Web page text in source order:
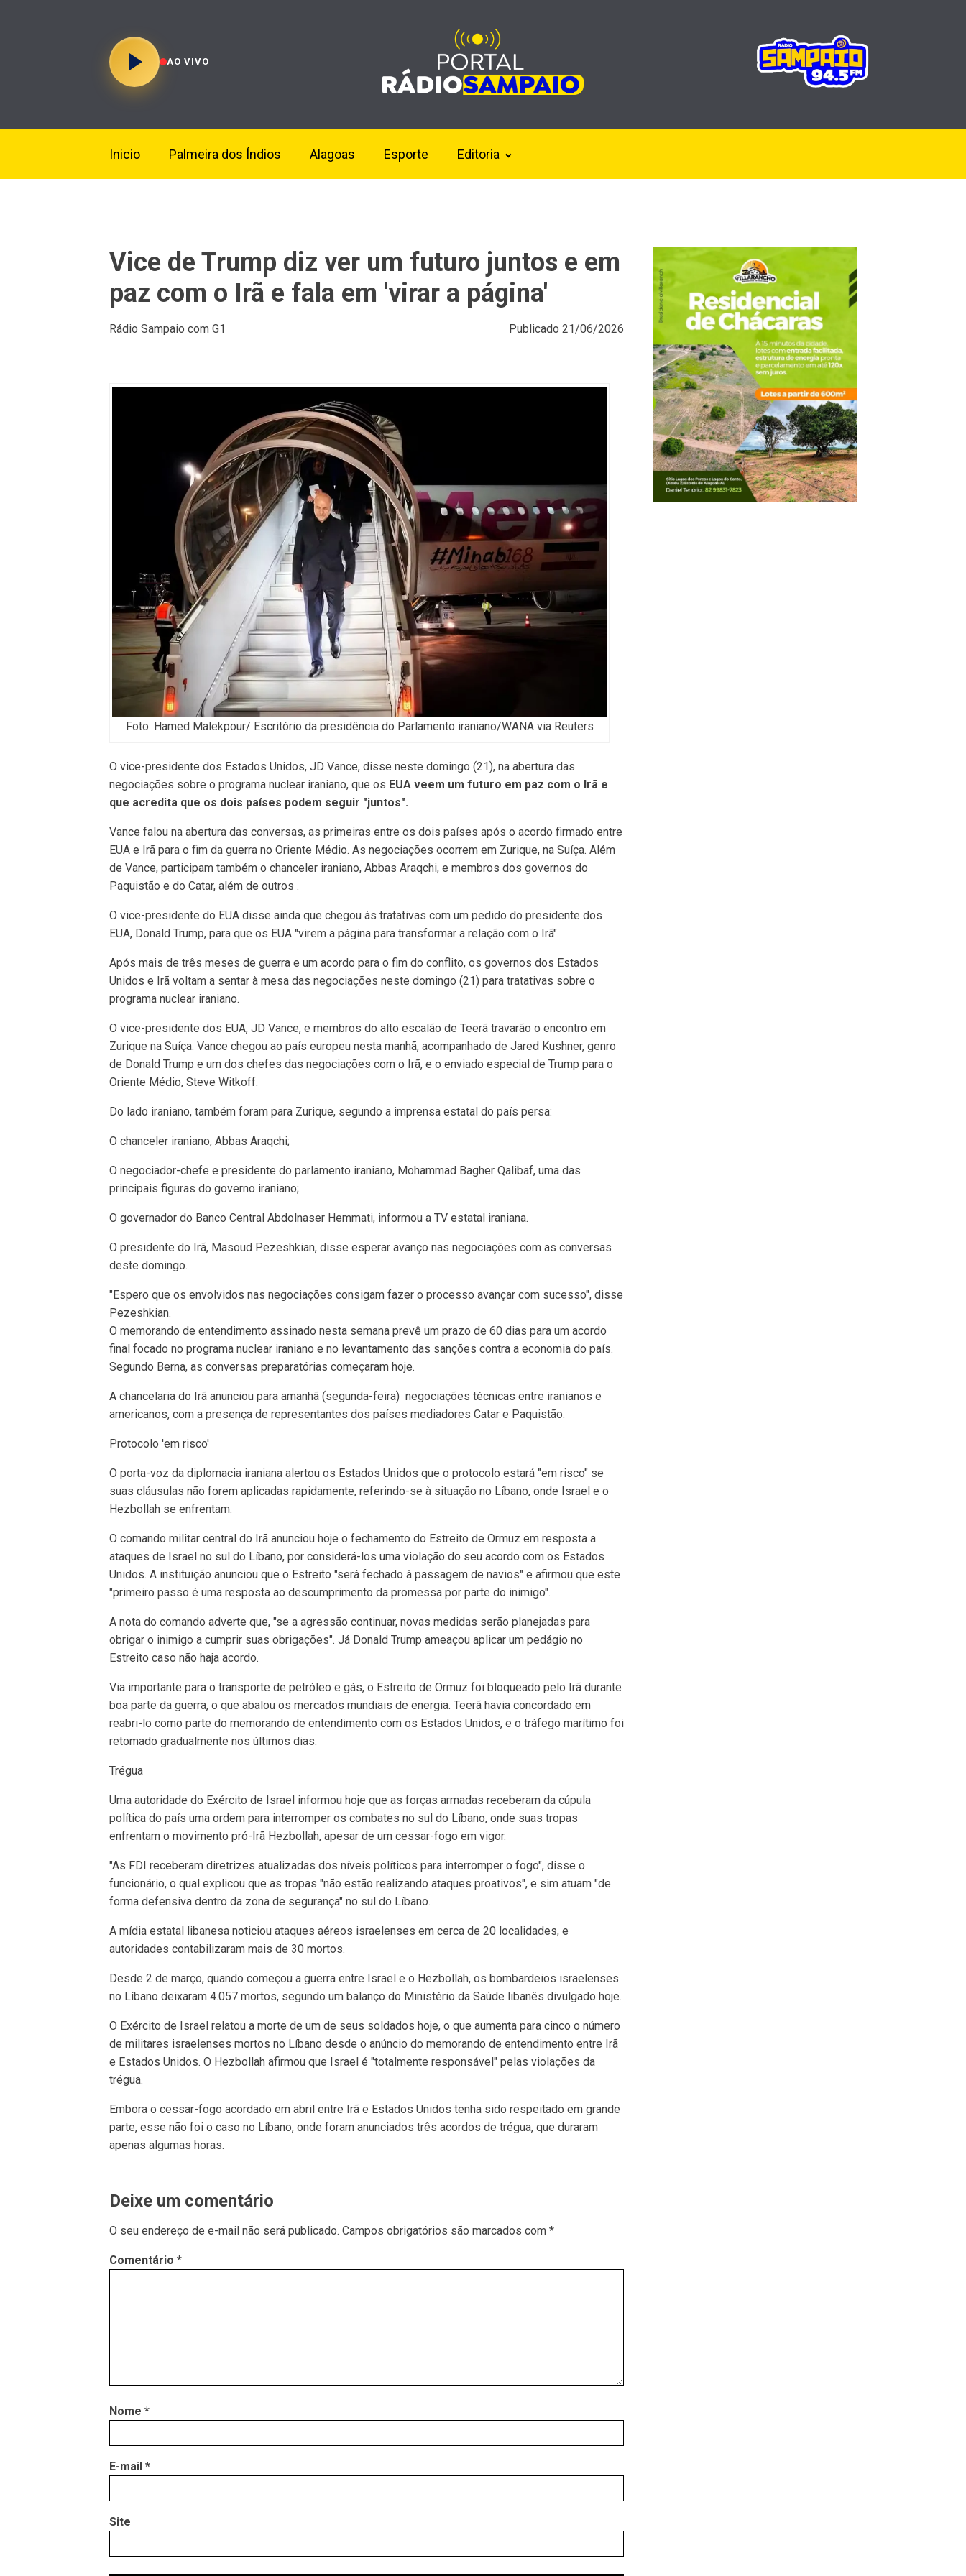
AO VIVO
Inicio Palmeira dos Índios Alagoas Esporte Editoria
Vice de Trump diz ver um futuro juntos e em
paz com o Irã e fala em 'virar a página'
Rádio Sampaio com G1 Publicado 21/06/2026
Foto: Hamed Malekpour/ Escritório da presidência do Parlamento iraniano/WANA via Reuters
O vice-presidente dos Estados Unidos, JD Vance, disse neste domingo (21), na abertura das
negociações sobre o programa nuclear iraniano, que os EUA veem um futuro em paz com o Irã e
que acredita que os dois países podem seguir "juntos".
Vance falou na abertura das conversas, as primeiras entre os dois países após o acordo firmado entre
EUA e Irã para o fim da guerra no Oriente Médio. As negociações ocorrem em Zurique, na Suíça. Além
de Vance, participam também o chanceler iraniano, Abbas Araqchi, e membros dos governos do
Paquistão e do Catar, além de outros .
O vice-presidente do EUA disse ainda que chegou às tratativas com um pedido do presidente dos
EUA, Donald Trump, para que os EUA "virem a página para transformar a relação com o Irã".
Após mais de três meses de guerra e um acordo para o fim do conflito, os governos dos Estados
Unidos e Irã voltam a sentar à mesa das negociações neste domingo (21) para tratativas sobre o
programa nuclear iraniano.
O vice-presidente dos EUA, JD Vance, e membros do alto escalão de Teerã travarão o encontro em
Zurique na Suíça. Vance chegou ao país europeu nesta manhã, acompanhado de Jared Kushner, genro
de Donald Trump e um dos chefes das negociações com o Irã, e o enviado especial de Trump para o
Oriente Médio, Steve Witkoff.
Do lado iraniano, também foram para Zurique, segundo a imprensa estatal do país persa:
O chanceler iraniano, Abbas Araqchi;
O negociador-chefe e presidente do parlamento iraniano, Mohammad Bagher Qalibaf, uma das
principais figuras do governo iraniano;
O governador do Banco Central Abdolnaser Hemmati, informou a TV estatal iraniana.
O presidente do Irã, Masoud Pezeshkian, disse esperar avanço nas negociações com as conversas
deste domingo.
"Espero que os envolvidos nas negociações consigam fazer o processo avançar com sucesso", disse
Pezeshkian.
O memorando de entendimento assinado nesta semana prevê um prazo de 60 dias para um acordo
final focado no programa nuclear iraniano e no levantamento das sanções contra a economia do país.
Segundo Berna, as conversas preparatórias começaram hoje.
A chancelaria do Irã anunciou para amanhã (segunda-feira) negociações técnicas entre iranianos e
americanos, com a presença de representantes dos países mediadores Catar e Paquistão.
Protocolo 'em risco'
O porta-voz da diplomacia iraniana alertou os Estados Unidos que o protocolo estará "em risco" se
suas cláusulas não forem aplicadas rapidamente, referindo-se à situação no Líbano, onde Israel e o
Hezbollah se enfrentam.
O comando militar central do Irã anunciou hoje o fechamento do Estreito de Ormuz em resposta a
ataques de Israel no sul do Líbano, por considerá-los uma violação do seu acordo com os Estados
Unidos. A instituição anunciou que o Estreito "será fechado à passagem de navios" e afirmou que este
"primeiro passo é uma resposta ao descumprimento da promessa por parte do inimigo".
A nota do comando adverte que, "se a agressão continuar, novas medidas serão planejadas para
obrigar o inimigo a cumprir suas obrigações". Já Donald Trump ameaçou aplicar um pedágio no
Estreito caso não haja acordo.
Via importante para o transporte de petróleo e gás, o Estreito de Ormuz foi bloqueado pelo Irã durante
boa parte da guerra, o que abalou os mercados mundiais de energia. Teerã havia concordado em
reabri-lo como parte do memorando de entendimento com os Estados Unidos, e o tráfego marítimo foi
retomado gradualmente nos últimos dias.
Trégua
Uma autoridade do Exército de Israel informou hoje que as forças armadas receberam da cúpula
política do país uma ordem para interromper os combates no sul do Líbano, onde suas tropas
enfrentam o movimento pró-Irã Hezbollah, apesar de um cessar-fogo em vigor.
"As FDI receberam diretrizes atualizadas dos níveis políticos para interromper o fogo", disse o
funcionário, o qual explicou que as tropas "não estão realizando ataques proativos", e sim atuam "de
forma defensiva dentro da zona de segurança" no sul do Líbano.
A mídia estatal libanesa noticiou ataques aéreos israelenses em cerca de 20 localidades, e
autoridades contabilizaram mais de 30 mortos.
Desde 2 de março, quando começou a guerra entre Israel e o Hezbollah, os bombardeios israelenses
no Líbano deixaram 4.057 mortos, segundo um balanço do Ministério da Saúde libanês divulgado hoje.
O Exército de Israel relatou a morte de um de seus soldados hoje, o que aumenta para cinco o número
de militares israelenses mortos no Líbano desde o anúncio do memorando de entendimento entre Irã
e Estados Unidos. O Hezbollah afirmou que Israel é "totalmente responsável" pelas violações da
trégua.
Embora o cessar-fogo acordado em abril entre Irã e Estados Unidos tenha sido respeitado em grande
parte, esse não foi o caso no Líbano, onde foram anunciados três acordos de trégua, que duraram
apenas algumas horas.
Deixe um comentário
O seu endereço de e-mail não será publicado. Campos obrigatórios são marcados com *
Comentário *
Nome *
E-mail *
Site